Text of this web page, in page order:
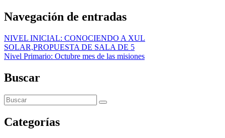
Navegación de entradas
NIVEL INICIAL: CONOCIENDO A XUL
SOLAR,PROPUESTA DE SALA DE 5
Nivel Primario: Octubre mes de las misiones
Buscar
Categorías